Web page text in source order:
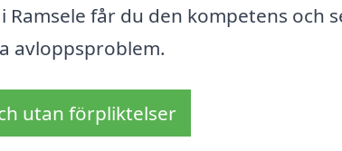
får du den kompetens och
avloppsproblem.
utan förpliktelser